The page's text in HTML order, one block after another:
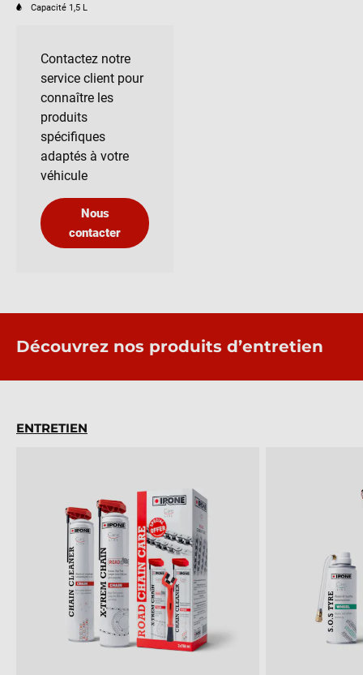
Capacité 1,5 L
Contactez notre
service client pour
connaître les
produits
spécifiques
adaptés à votre
véhicule
Nous
contacter
Découvrez nos produits d’entretien
ENTRETIEN